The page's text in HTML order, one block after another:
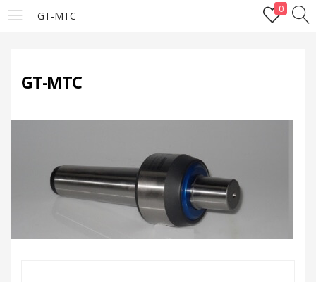
GT-MTC
0
Enter your username and password to login.
Remember me Lost password?
GT-MTC